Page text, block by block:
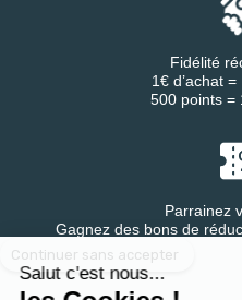
Continuer sans accepter
Salut c'est nous...
Fidélité
1€ d’achat
500 points =
Parrainez
Gagnez des bons de